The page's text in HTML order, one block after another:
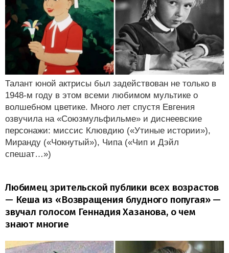
Талант юной актрисы был задействован не только в
1948-м году в этом всеми любимом мультике о
волшебном цветике. Много лет спустя Евгения
озвучила на «Союзмульфильме» и диснеевские
персонажи: миссис Клювдию («Утиные истории»),
Миранду («Чокнутый»), Чипа («Чип и Дэйл
спешат…»)
Любимец зрительской публики всех возрастов
— Кеша из «Возвращения блудного попугая» —
звучал голосом Геннадия Хазанова, о чем
знают многие